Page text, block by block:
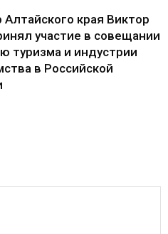
Алтайского края Виктор
участие в совещании
туризма и индустрии
в Российской